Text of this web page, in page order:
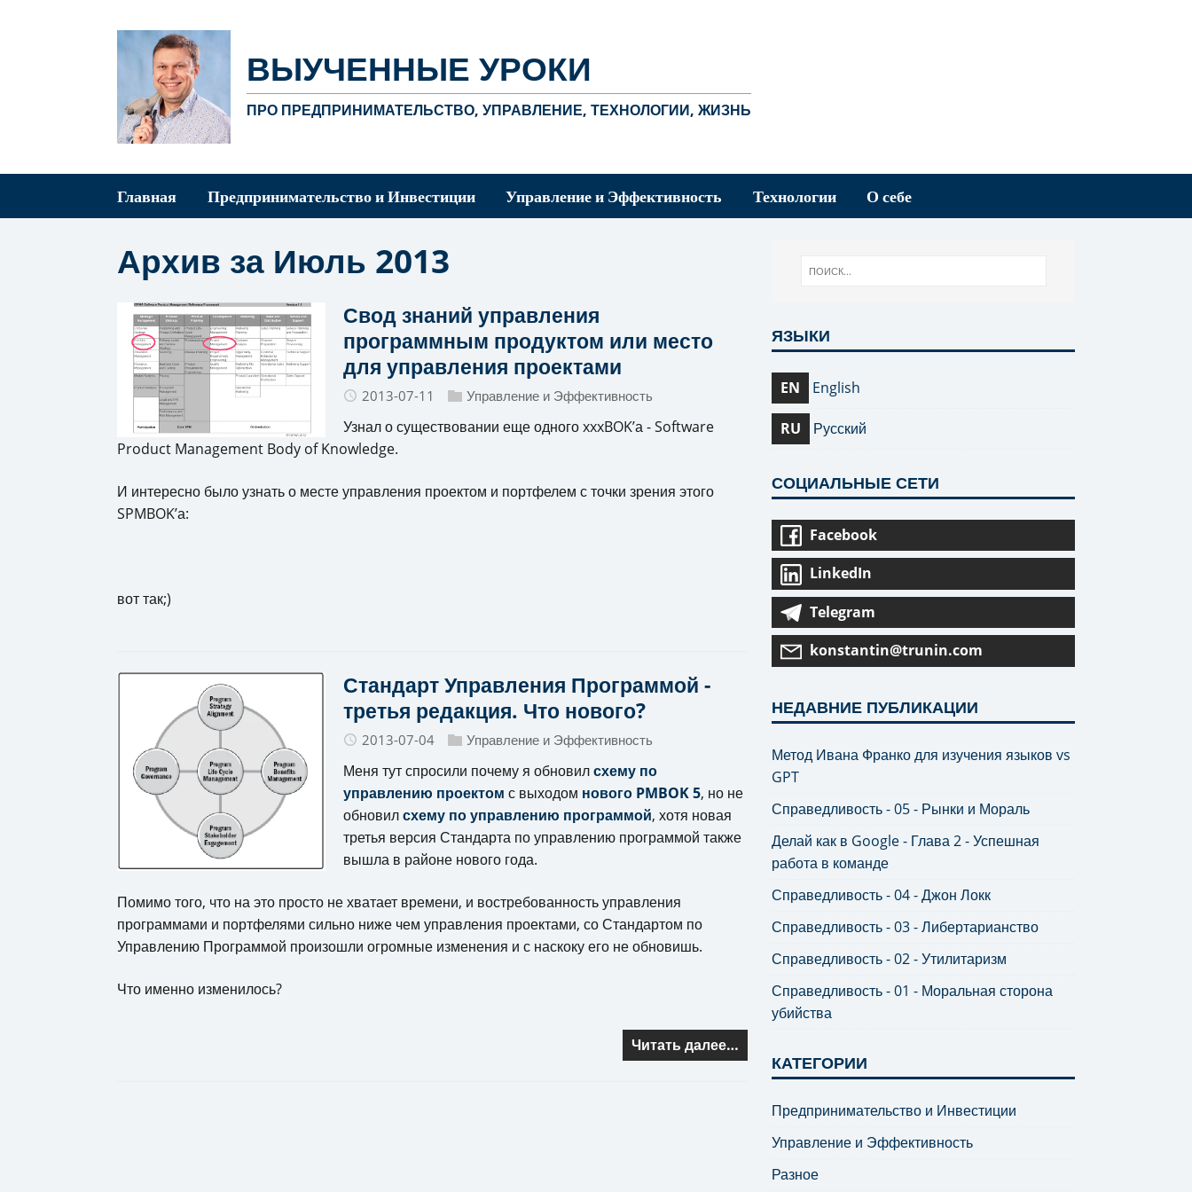
ВЫУЧЕННЫЕ УРОКИ
ПРО ПРЕДПРИНИМАТЕЛЬСТВО, УПРАВЛЕНИЕ, ТЕХНОЛОГИИ, ЖИЗНЬ
Главная Предпринимательство и Инвестиции Управление и Эффективность Технологии О себе
Архив за Июль 2013
Свод знаний управления
программным продуктом или место
для управления проектами
2013-07-11 Управление и Эффективность
Узнал о существовании еще одного xxxBOK’а - Software
Product Management Body of Knowledge.
И интересно было узнать о месте управления проектом и портфелем с точки зрения этого
SPMBOK’а:
вот так;)
Стандарт Управления Программой -
третья редакция. Что нового?
2013-07-04 Управление и Эффективность
Меня тут спросили почему я обновилсхему по
управлению проектом с выходом нового PMBOK5, но не
обновилсхему по управлению программой, хотя новая
третья версия Стандарта по управлению программой также
вышла в районе нового года.
Помимо того, что на это просто не хватает времени, и востребованность управления
программами и портфелями сильно ниже чем управления проектами, со Стандартом по
Управлению Программой произошли огромные изменения и с наскоку его не обновишь.
Что именно изменилось?
Читать далее…
ЯЗЫКИ
EN English
RU Русский
СОЦИАЛЬНЫЕ СЕТИ
Facebook
LinkedIn
Telegram
konstantin@trunin.com
НЕДАВНИЕ ПУБЛИКАЦИИ
Метод Ивана Франко для изучения языков vs
GPT
Справедливость - 05 - Рынки и Мораль
Делай как в Google - Глава 2 - Успешная
работа в команде
Справедливость - 04 - Джон Локк
Справедливость - 03 - Либертарианство
Справедливость - 02 - Утилитаризм
Справедливость - 01 - Моральная сторона
убийства
КАТЕГОРИИ
Предпринимательство и Инвестиции
Управление и Эффективность
Разное